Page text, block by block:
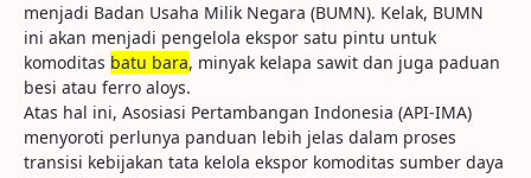
menjadi Badan Usaha Milik Negara (BUMN). Kelak, BUMN
ini akan menjadi pengelola ekspor satu pintu untuk
komoditas batu bara, minyak kelapa sawit dan juga paduan
besi atau ferro aloys.
Atas hal ini, Asosiasi Pertambangan Indonesia (API-IMA)
menyoroti perlunya panduan lebih jelas dalam proses
transisi kebijakan tata kelola ekspor komoditas sumber daya